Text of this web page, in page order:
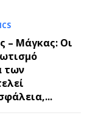
– Μάγκας: Οι
των